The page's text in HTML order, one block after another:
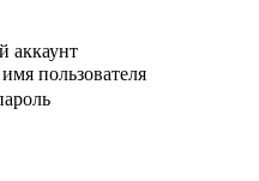
аккаунт
пользователя